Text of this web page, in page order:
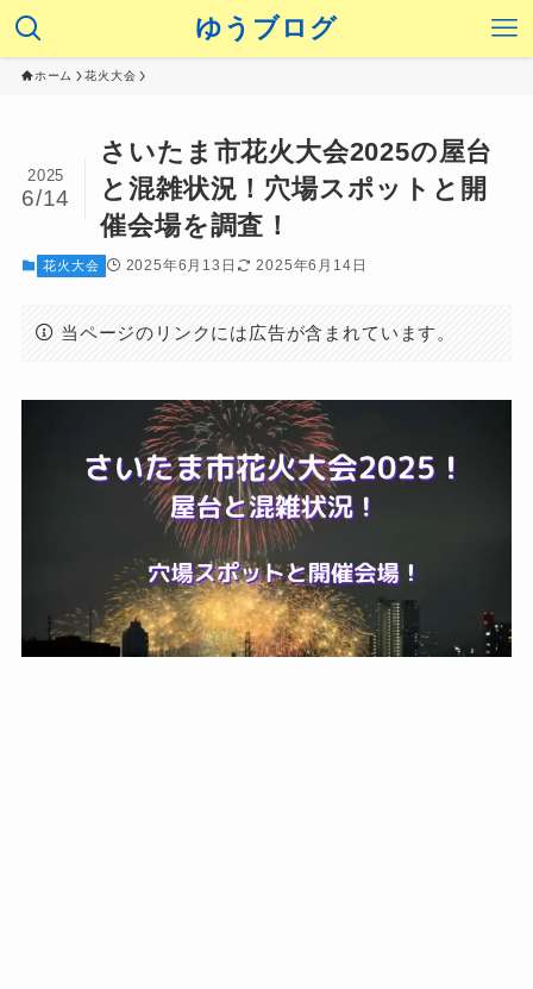
ゆうブログ
ホーム 花火大会
さいたま市花火大会2025の屋台
と混雑状況！穴場スポットと開
催会場を調査！
2025
6/14
花火大会 2025年6月13日 2025年6月14日
当ページのリンクには広告が含まれています。